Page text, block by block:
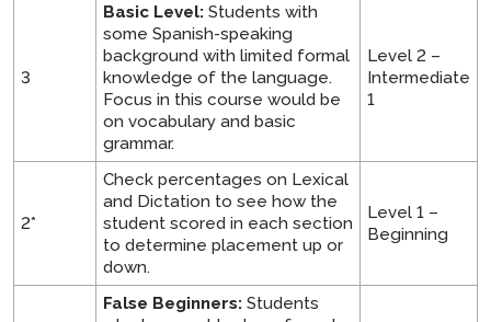
3
Basic Level: Students with
some Spanish-speaking
background with limited formal
knowledge of the language.
Focus in this course would be
on vocabulary and basic
grammar.
Level 2 –
Intermediate
1
2*
Check percentages on Lexical
and Dictation to see how the
student scored in each section
to determine placement up or
down.
Level 1 –
Beginning
False Beginners: Students